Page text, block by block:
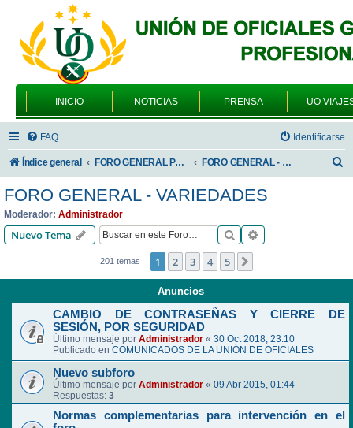
INICIO NOTICIAS PRENSA UO
FAQ Identificarse
Índice general FORO GENERAL PARA TODOS LOS USUARIOS FORO GENERAL - VARIEDADES
FORO GENERAL - VARIEDADES
Moderador: Administrador
Nuevo Tema Buscar
201 temas 1 2 3 4 5
Anuncios
CAMBIO DE CONTRASEÑAS Y CIERRE DE
SESIÓN, POR SEGURIDAD
Último mensaje por Administrador « 30 Oct 2018, 23:10
Publicado en COMUNICADOS DE LA UNIÓN DE OFICIALES
Nuevo subforo
Último mensaje por Administrador « 09 Abr 2015, 01:44
Respuestas: 3
Normas complementarias para intervención en el